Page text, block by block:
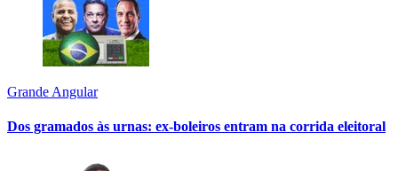
Grande Angular
Dos gramados às urnas: ex-boleiros entram na corrida eleitoral